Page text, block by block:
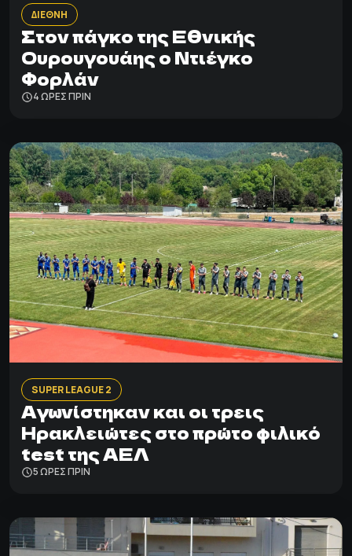
ΔΙΕΘΝΗ
Στον πάγκο της Εθνικής
Ουρουγουάης ο Ντιέγκο
Φορλάν
4 ΩΡΕΣ ΠΡΙΝ
SUPER LEAGUE 2
Αγωνίστηκαν και οι τρεις
Ηρακλειώτες στο πρώτο φιλικό
test της ΑΕΛ
5 ΩΡΕΣ ΠΡΙΝ